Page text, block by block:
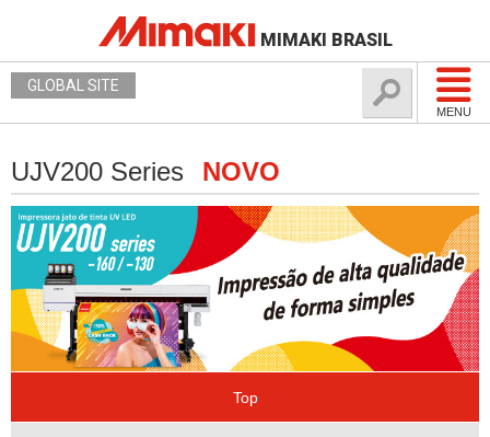
MIMAKI BRASIL
MENU
GLOBAL SITE
UJV200 Series NOVO
Top